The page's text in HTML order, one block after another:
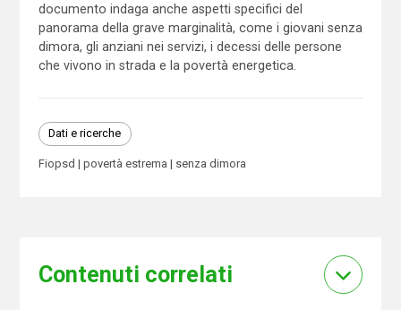
documento indaga anche aspetti specifici del
panorama della grave marginalità, come i giovani senza
dimora, gli anziani nei servizi, i decessi delle persone
che vivono in strada e la povertà energetica.
Dati e ricerche
Fiopsd povertà estrema senza dimora
Contenuti correlati